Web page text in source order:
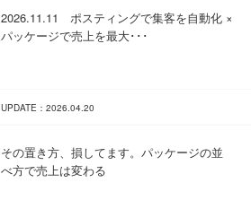
2026.11.11 ポスティングで集客を自動化 ×
パッケージで売上を最大･･･
UPDATE：2026.04.20
その置き方、損してます。パッケージの並
べ方で売上は変わる